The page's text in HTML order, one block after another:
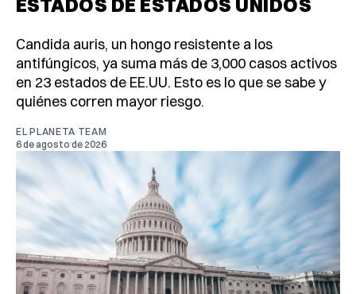
Candida auris, un hongo resistente a los
antifúngicos, ya suma más de 3,000 casos activos
en 23 estados de EE.UU. Esto es lo que se sabe y
quiénes corren mayor riesgo.
EL PLANETA TEAM
6 de agosto de 2026